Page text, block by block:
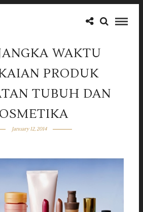
WAKTU
PRODUK
TUBUH DAN
January 12, 2014